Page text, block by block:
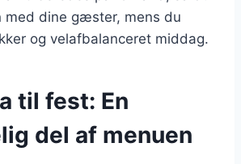
med dine gæster, mens du
og velafbalanceret middag.
til fest: En
del af menuen